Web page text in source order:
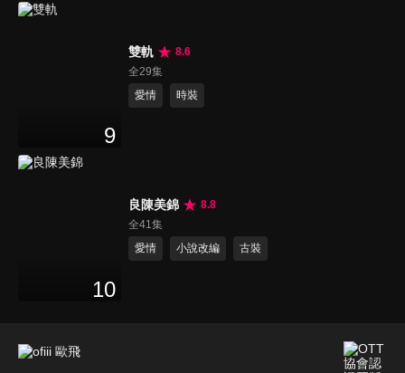
9
雙軌
8.6
全29集
愛情
時裝
10
良陳美錦
8.8
全41集
愛情
小說改編 古裝